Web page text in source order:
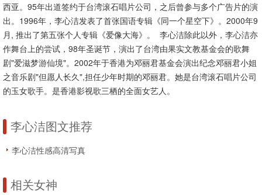
西亚。95年出道签约于台湾滚石唱片公司，之后曾参与多个广告片的演
出。1996年，李心洁发表了首张国语专辑《同一个星空下》。2000年9
月, 推出了第五张个人专辑《爱像大海》。 李心洁除此以外，李心洁亦
作舞台上的尝试，98年圣诞节，演出了台湾由果实文教基金会的歌舞
剧"爱滋梦游仙境"。2002年于香港为邓丽君基金会演出纪念邓丽君小姐
之音乐剧"但愿人长久",担任少年时期的邓丽君。她是台湾滚石唱片公司
的玉女歌手。是香港影视歌三栖的全面女艺人。
李心洁图文推荐
李心洁性感高清写真
相关女神